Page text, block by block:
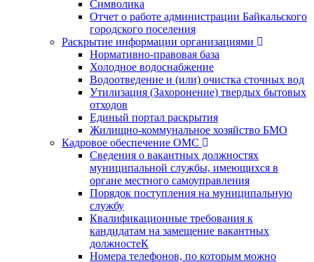
Символика
Отчет о работе администрации Байкальского
городского поселения
Раскрытие информации организациями
Нормативно-правовая база
Холодное водоснабжение
Водоотведение и (или) очистка сточных вод
Утилизация (Захоронение) твердых бытовых
отходов
Единый портал раскрытия
Жилищно-коммунальное хозяйство БМО
Кадровое обеспечение ОМС
Сведения о вакантных должностях
муниципальной службы, имеющихся в
органе местного самоуправления
Порядок поступления на муниципальную
службу
Квалификационные требования к
кандидатам на замещение вакантных
должностеК
Номера телефонов, по которым можно